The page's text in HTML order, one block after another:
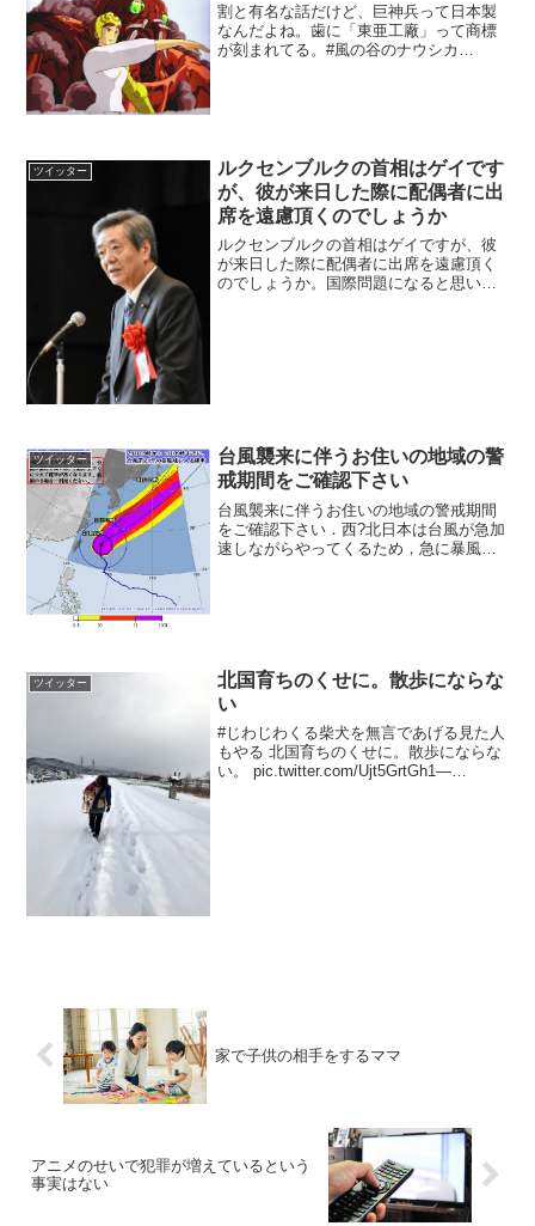
割と有名な話だけど、巨神兵って日本製
なんだよね。歯に「東亜工廠」って商標
が刻まれてる。#風の谷のナウシカ
ツイッター
ルクセンブルクの首相はゲイです
が、彼が来日した際に配偶者に出
席を遠慮頂くのでしょうか
ルクセンブルクの首相はゲイですが、彼
が来日した際に配偶者に出席を遠慮頂く
のでしょうか。国際問題になると思いま
ツイッター
台風襲来に伴うお住いの地域の警
戒期間をご確認下さい
台風襲来に伴うお住いの地域の警戒期間
をご確認下さい．西?北日本は台風が急加
速しながらやってくるため，急に暴風雨
ツイッター
北国育ちのくせに。散歩にならな
い
#じわじわくる柴犬を無言であげる見た人
もやる 北国育ちのくせに。散歩にならな
い。 pic.twitter.com/Ujt5GrtGh1—
家で子供の相手をするママ
アニメのせいで犯罪が増えているという
事実はない